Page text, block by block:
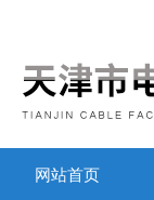
网站首页